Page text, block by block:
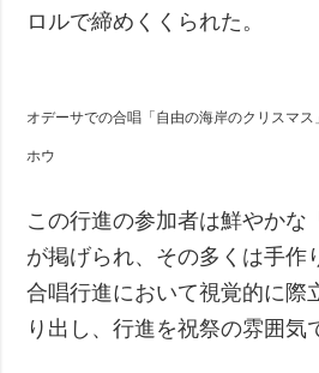
ロルで締めくくられた。
オデーサでの合唱「自由の海岸のクリスマ
ホウ
この行進の参加者は鮮やかな
が掲げられ、その多くは手作
合唱行進において視覚的に際
り出し、行進を祝祭の雰囲気